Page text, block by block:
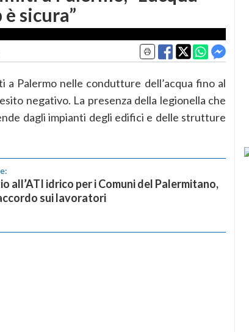
sicura”
a Palermo nelle condutture dell’acqua fino al
negativo. La presenza della legionella che
dagli impianti degli edifici e delle strutture
all’ATI idrico per i Comuni del Palermitano,
sui lavoratori